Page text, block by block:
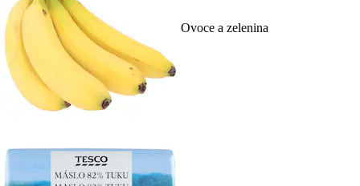
Ovoce a zelenina